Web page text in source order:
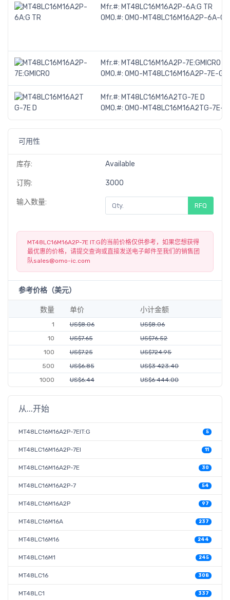
Mfr.#: MT48LC16M16A2P-6A:G TR
OMO.#: OMO-MT48LC16M16A2P-6A-G-
Mfr.#: MT48LC16M16A2P-7E:GMICRO
OMO.#: OMO-MT48LC16M16A2P-7E-
Mfr.#: MT48LC16M16A2TG-7E D
OMO.#: OMO-MT48LC16M16A2TG-7E-
可用性
库存: Available
订购: 3000
输入数量: RFQ
MT48LC16M16A2P-7E IT:G的当前价格仅供参考，如果您想获得
最优惠的价格，请提交查询或直接发送电子邮件至我们的销售团
队sales@omo-ic.com
参考价格（美元）
数量 单价 小计金额
1 US$8.06
US$8.06
10
US$7.65
US$76.52
100
US$7.25
US$724.95
500
US$6.85
US$3 423.40
1000
US$6.44 US$6 444.00
从...开始
MT48LC16M16A2P-7EIT:G 5
MT48LC16M16A2P-7EI 11
MT48LC16M16A2P-7E 30
MT48LC16M16A2P-7 54
MT48LC16M16A2P 97
MT48LC16M16A 237
MT48LC16M16 244
MT48LC16M1 245
MT48LC16 308
MT48LC1 337